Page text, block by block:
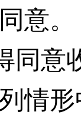
意。
同意
情